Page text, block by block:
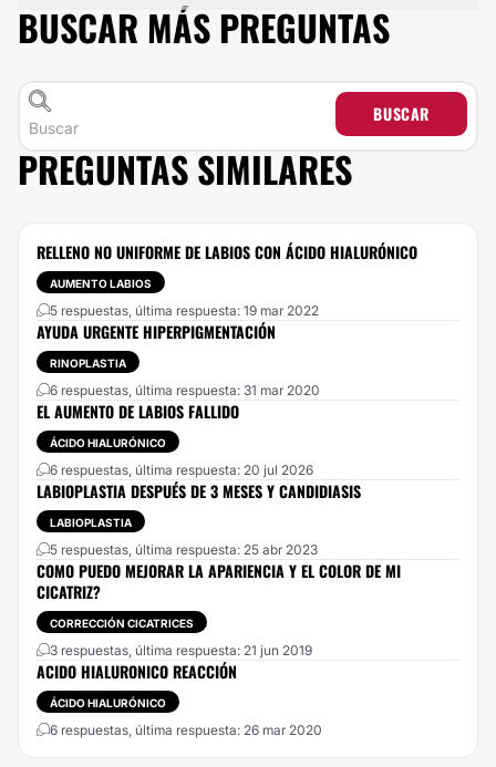
BUSCAR MÁS PREGUNTAS
BUSCAR
PREGUNTAS SIMILARES
RELLENO NO UNIFORME DE LABIOS CON ÁCIDO HIALURÓNICO
AUMENTO LABIOS
5 respuestas, última respuesta: 19 mar 2022
AYUDA URGENTE HIPERPIGMENTACIÓN
RINOPLASTIA
6 respuestas, última respuesta: 31 mar 2020
EL AUMENTO DE LABIOS FALLIDO
ÁCIDO HIALURÓNICO
6 respuestas, última respuesta: 20 jul 2026
LABIOPLASTIA DESPUÉS DE 3 MESES Y CANDIDIASIS
LABIOPLASTIA
5 respuestas, última respuesta: 25 abr 2023
COMO PUEDO MEJORAR LA APARIENCIA Y EL COLOR DE MI
CICATRIZ?
CORRECCIÓN CICATRICES
3 respuestas, última respuesta: 21 jun 2019
ACIDO HIALURONICO REACCIÓN
ÁCIDO HIALURÓNICO
6 respuestas, última respuesta: 26 mar 2020